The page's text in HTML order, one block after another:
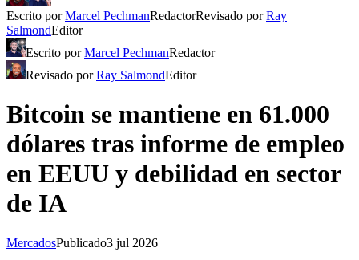
Escrito porMarcel PechmanRedactorRevisado porRay
SalmondEditor
Escrito porMarcel PechmanRedactor
Revisado porRay SalmondEditor
Bitcoin se mantiene en 61.000
dólares tras informe de empleo
en EEUU y debilidad en sector
de IA
MercadosPublicado3 jul 2026